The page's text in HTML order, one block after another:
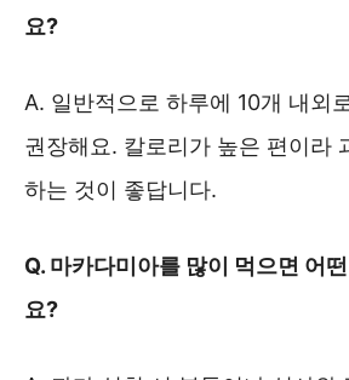
요?
A. 일반적으로 하루에 10개 내외
권장해요. 칼로리가 높은 편이라
하는 것이 좋답니다.
Q. 마카다미아를 많이 먹으면 어
요?